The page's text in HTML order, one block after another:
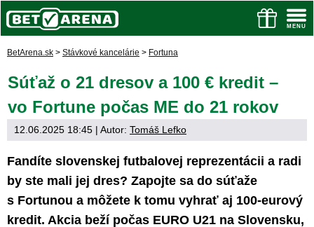
BetArena.sk > Stávkové kancelárie > Fortuna
Súťaž o 21 dresov a 100 € kredit –
vo Fortune počas ME do 21 rokov
12.06.2025 18:45 | Autor: Tomáš Lefko
Fandíte slovenskej futbalovej reprezentácii a radi
by ste mali jej dres? Zapojte sa do súťaže
s Fortunou a môžete k tomu vyhrať aj 100-eurový
kredit. Akcia beží počas EURO U21 na Slovensku,